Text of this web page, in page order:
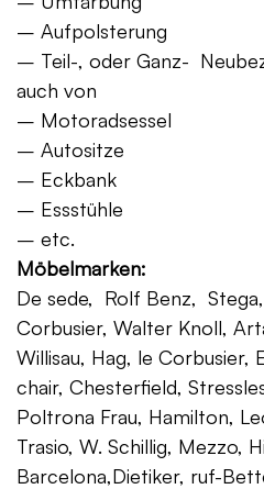
– Aufpolsterung
– Teil-, oder Ganz-
auch von
– Motoradsessel
– Autositze
– Eckbank
– Essstühle
– etc.
Möbelmarken:
De sede, Rolf Benz,
Corbusier, Walter Knoll,
Willisau, Hag, le Corbusier,
chair, Chesterfield,
Poltrona Frau, Hamilton,
Trasio, W. Schillig, Mezzo,
Barcelona,Dietiker, ruf-